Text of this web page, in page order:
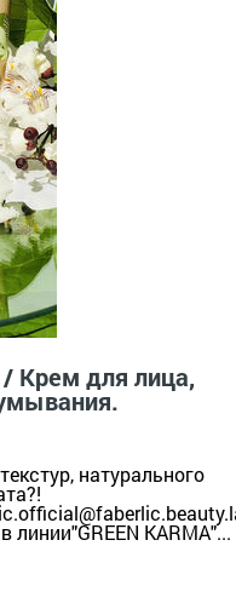
/ Крем для лица,
натурального
KARMA"...